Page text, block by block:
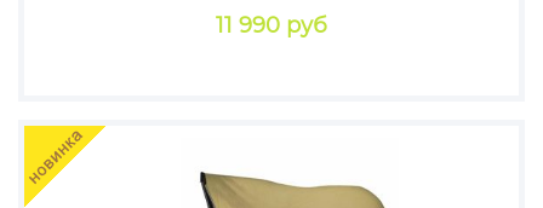
11 990 руб